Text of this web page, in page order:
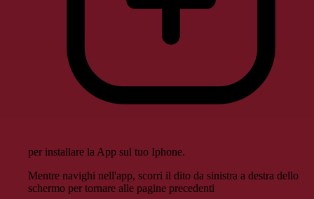
per installare la App sul tuo Iphone.
Mentre navighi nell'app, scorri il dito da sinistra a destra dello
schermo per tornare alle pagine precedenti